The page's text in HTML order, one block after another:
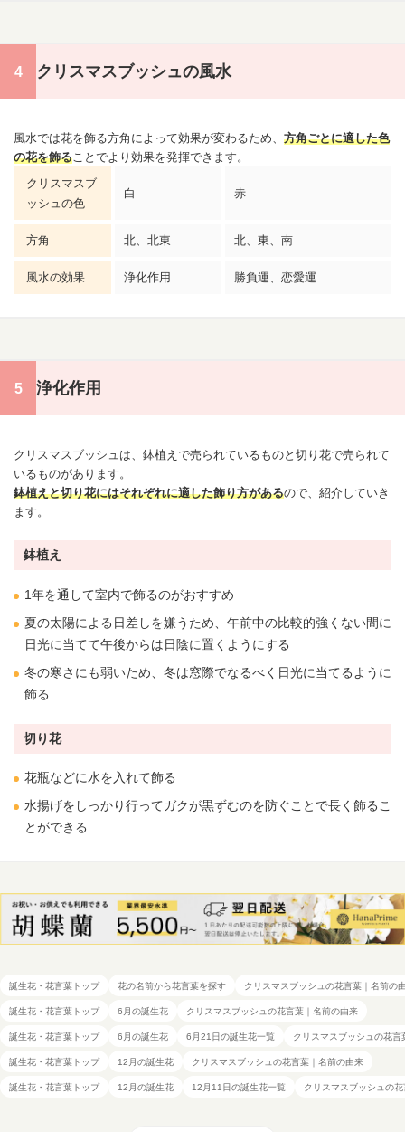
クリスマスブッシュの風水
風水では花を飾る方角によって効果が変わるため、 方角ごとに適した色
の花を飾ることでより効果を発揮できます。
クリスマスブ
ッシュの色
白 赤
方角 北、北東 北、東、南
風水の効果 浄化作用 勝負運、恋愛運
浄化作用
クリスマスブッシュは、鉢植えで売られているものと切り花で売られて
いるものがあります。
鉢植えと切り花にはそれぞれに適した飾り方があるので、紹介していき
ます。
鉢植え
1年を通して室内で飾るのがおすすめ
夏の太陽による日差しを嫌うため、午前中の比較的強くない間に
日光に当てて午後からは日陰に置くようにする
冬の寒さにも弱いため、冬は窓際でなるべく日光に当てるように
飾る
切り花
花瓶などに水を入れて飾る
水揚げをしっかり行ってガクが黒ずむのを防ぐことで長く飾るこ
とができる
誕生花・花言葉トップ 花の名前から花言葉を探す クリスマスブッシュの花言葉｜名前の
誕生花・花言葉トップ 6月の誕生花 クリスマスブッシュの花言葉｜名前の由来
誕生花・花言葉トップ 6月の誕生花 6月21日の誕生花一覧 クリスマスブッシュの花言
誕生花・花言葉トップ 12月の誕生花 クリスマスブッシュの花言葉｜名前の由来
誕生花・花言葉トップ 12月の誕生花 12月11日の誕生花一覧 クリスマスブッシュの